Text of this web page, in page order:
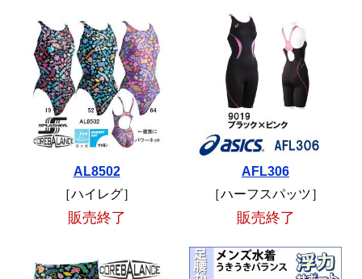
AL8502
［ハイレグ］
販売終了
AFL306
［ハーフスパッツ］
販売終了